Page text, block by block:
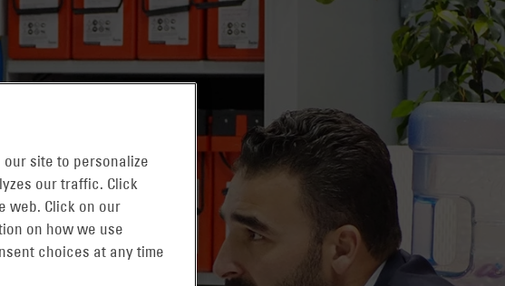
site to personalize
our traffic. Click
web. Click on our
on how we use
choices at any time